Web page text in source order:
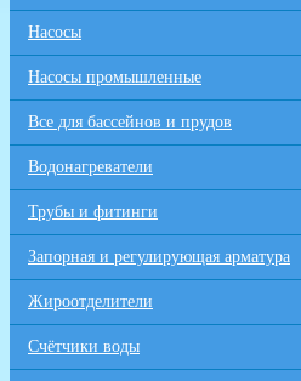
Насосы
Насосы промышленные
Все для бaссейнов и прудов
Водонагреватели
Трубы и фитинги
Запорная и регулирующая арматура
Жироотделители
Счётчики воды